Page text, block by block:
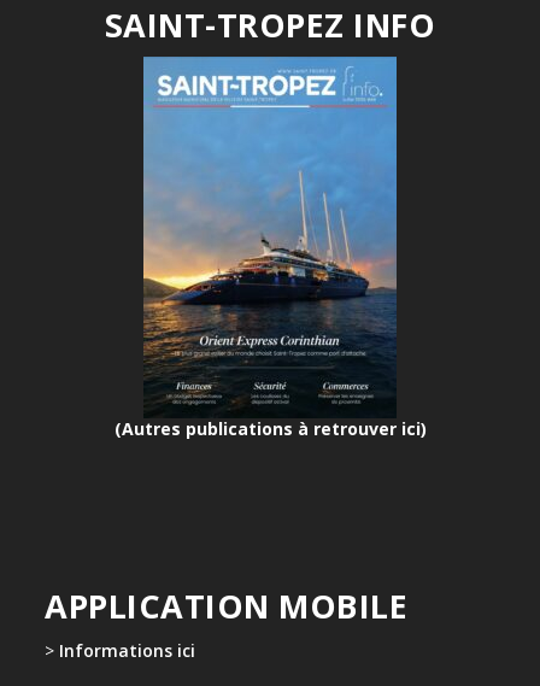
SAINT-TROPEZ INFO
(Autres publications à retrouver ici)
APPLICATION MOBILE
> Informations ici